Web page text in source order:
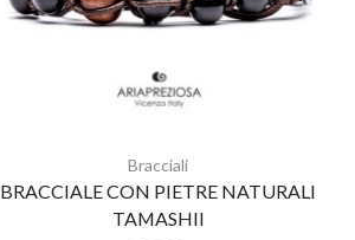
Bracciali
BRACCIALE CON PIETRE NATURALI
TAMASHII